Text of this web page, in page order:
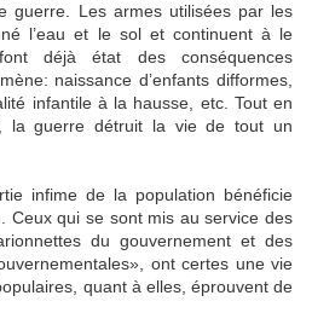
guerre. Les armes utilisées par les
l’eau et le sol et continuent à le
déjà état des conséquences
naissance d’enfants difformes,
infantile à la hausse, etc. Tout en
la guerre détruit la vie de tout un
infime de la population bénéficie
Ceux qui se sont mis au service des
du gouvernement et des
ont certes une vie
quant à elles, éprouvent de